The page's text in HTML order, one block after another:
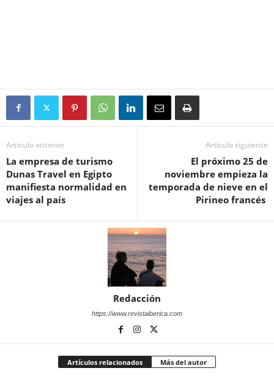
Artículo anterior
La empresa de turismo
Dunas Travel en Egipto
manifiesta normalidad en
viajes al país
Artículo siguiente
El próximo 25 de
noviembre empieza la
temporada de nieve en el
Pirineo francés
Redacción
https://www.revistaiberica.com
Artículos relacionados Más del autor